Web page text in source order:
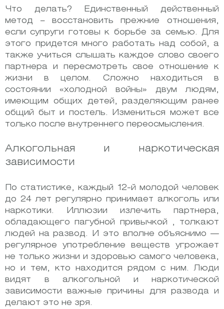
Что делать? Единственный действенный
метод – восстановить прежние отношения,
если супруги готовы к борьбе за семью. Для
этого придется много работать над собой, а
также учиться слышать каждое слово своего
партнера и пересмотреть свое отношение к
жизни в целом. Сложно находиться в
состоянии «холодной войны» двум людям,
имеющим общих детей, разделяющим ранее
общий быт и постель. Измениться может все
только после внутреннего переосмысления.
Алкогольная и наркотическая
зависимости
По статистике, каждый 12-й молодой человек
до 24 лет регулярно принимает алкоголь или
наркотики. Иллюзии излечить партнера,
обладающего пагубной привычкой , толкают
людей на развод. И это вполне объяснимо —
регулярное употребление веществ угрожает
не только жизни и здоровью самого человека,
но и тем, кто находится рядом с ним. Люди
видят в алкогольной и наркотической
зависимости важные причины для развода и
делают это не зря.